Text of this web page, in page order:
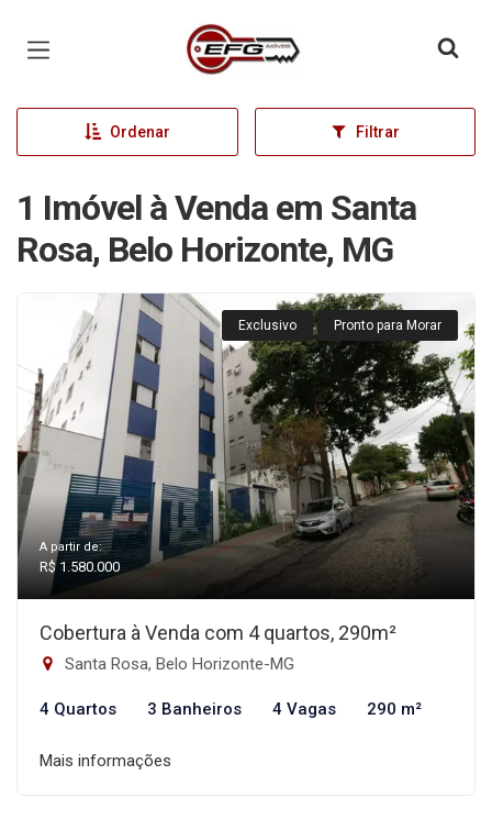
Página inicial
Ordenar Filtrar
1 Imóvel à Venda em Santa
Rosa, Belo Horizonte, MG
Exclusivo Pronto para Morar
A partir de:
R$ 1.580.000
Cobertura à Venda com 4 quartos, 290m²
Santa Rosa, Belo Horizonte-MG
4 Quartos 3 Banheiros 4 Vagas 290 m²
Mais informações